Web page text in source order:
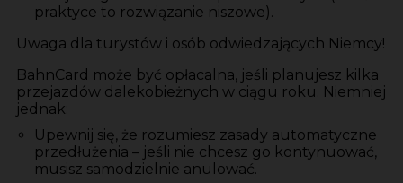
praktyce to rozwiązanie niszowe).
Uwaga dla turystów i osób odwiedzających Niemcy!
BahnCard może być opłacalna, jeśli planujesz kilka
przejazdów dalekobieżnych w ciągu roku. Niemniej
jednak:
Upewnij się, że rozumiesz zasady automatyczne
przedłużenia – jeśli nie chcesz go kontynuować,
musisz samodzielnie anulować.